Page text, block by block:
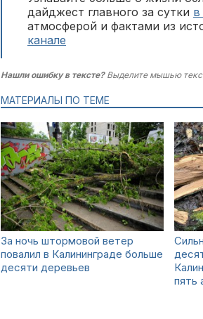
дайджест главного за сутки в
атмосферой и фактами из
канале
Нашли ошибку в тексте?Выделите мышью
МАТЕРИАЛЫ ПО ТЕМЕ
За ночь штормовой ветер
повалил в Калининграде больше
десяти деревьев
пять